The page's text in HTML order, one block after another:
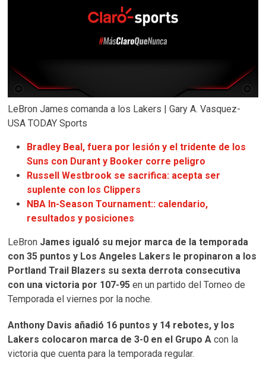
LeBron James comanda a los Lakers | Gary A. Vasquez-
USA TODAY Sports
Bradley Beal, fuera por lesión y el tridente de los
Suns con Durant y Booker corre peligro
Russell Westbrook se sacrifica: acepta ser
suplente con los Clippers
NBA In-Season Tournament:: calendario,
resultados y posiciones
LeBron James igualó su mejor marca de la temporada
con 35 puntos y Los Angeles Lakers le propinaron a los
Portland Trail Blazers su sexta derrota consecutiva
con una victoria por 107-95 en un partido del Torneo de
Temporada el viernes por la noche.
Anthony Davis añadió 16 puntos y 14 rebotes, y los
Lakers colocaron marca de 3-0 en el Grupo A con la
victoria que cuenta para la temporada regular.